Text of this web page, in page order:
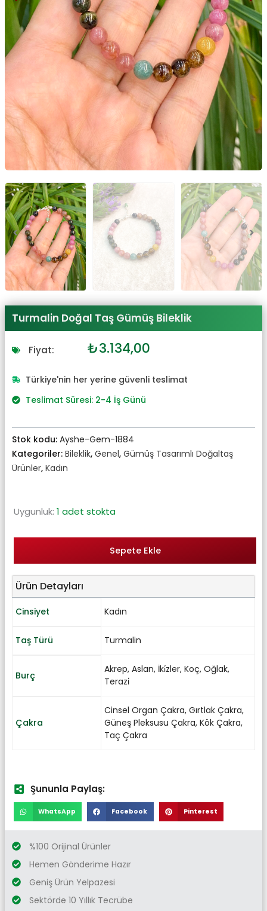
Turmalin Doğal Taş Gümüş Bileklik
Fiyat: Orijinal
₺3.448,00.
₺3.134,00
fiyat:
Türkiye'nin her yerine güvenli teslimat
Teslimat Süresi: 2-4 İş Günü
Stok kodu: Ayshe-Gem-1884
Kategoriler: Bileklik, Genel, Gümüş Tasarımlı Doğaltaş
Ürünler, Kadın
Uygunluk: 1 adet stokta
Sepete Ekle
Ürün Detayları
Cinsiyet Kadın
Taş Türü Turmalin
Burç
Akrep, Aslan, İki̇zler, Koç, Oğlak,
Terazi̇
Çakra
Cinsel Organ Çakra, Gırtlak Çakra,
Güneş Pleksusu Çakra, Kök Çakra,
Taç Çakra
Şununla Paylaş:
WhatsApp Facebook Pinterest
%100 Orijinal Ürünler
Hemen Gönderime Hazır
Geniş Ürün Yelpazesi
Sektörde 10 Yıllık Tecrübe